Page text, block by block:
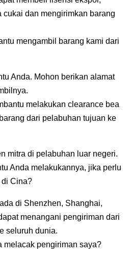
dan mengirimkan barang
mengambil barang kami dari
Anda. Mohon berikan alamat
melakukan clearance bea
dari pelabuhan tujuan ke
mitra di pelabuhan luar negeri.
Anda melakukannya, jika perlu
di Cina?
di Shenzhen, Shanghai,
menangani pengiriman dari
seluruh dunia.
melacak pengiriman saya?